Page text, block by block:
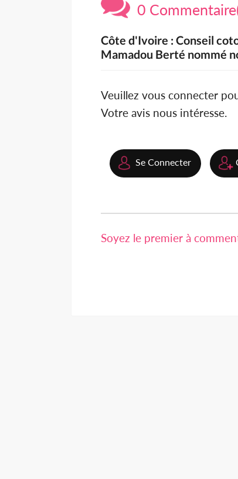
0
Côte d'Ivoire : Conseil
Mamadou Berté nommé
Veuillez vous connecter
Votre avis nous intéresse.
Se Connecter
Soyez le premier à